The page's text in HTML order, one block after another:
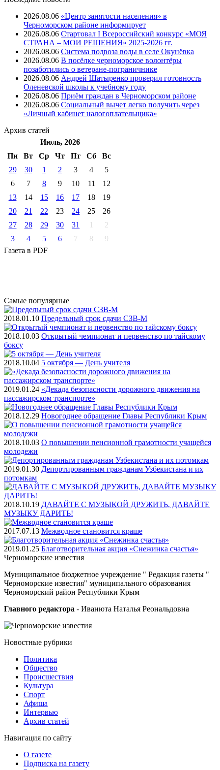
2026.08.06 «Центр занятости населения» в
Черноморском районе информирует
2026.08.06 Стартовал I Всероссийский конкурс «МОЯ
СТРАНА – МОИ РЕШЕНИЯ» 2025-2026 гг.
2026.08.06 Система подвоза воды в селе Окунёвка
2026.08.06 В посёлке черноморское волонтёры
позаботились о ветеране-пограничнике
2026.08.06 Андрей Шатыренко проверил готовность
Оленевской школы к учебному году
2026.08.06 Приём граждан в Черноморском районе
2026.08.06 Социальный вычет легко получить через
«Личный кабинет налогоплательщика»
Архив статей
Июль, 2026
Пн
Вт Ср Чт Пт Cб
Вс
29
30 1 2 3 4
5
6
7 8 9 10 11
12
13
14 15 16 17 18
19
20
21 22 23 24 25
26
27
28 29 30 31 1
2
3
4 5 6 7 8
9
Газета в PDF
Самые популярные
2018.01.10 Предельный срок сдачи СЗВ-М
2018.10.03 Открытый чемпионат и первенство по тайскому
боксу
2018.10.04 5 октября — День учителя
2019.01.24 «Декада безопасности дорожного движения на
пассажирском транспорте»
2018.12.29 Новогоднее обращение Главы Республики Крым
2018.10.03 О повышении пенсионной грамотности учащейся
молодежи
2019.01.30 Депортированным гражданам Узбекистана и их
потомкам
2018.10.19 ДАВАЙТЕ С МУЗЫКОЙ ДРУЖИТЬ, ДАВАЙТЕ
МУЗЫКУ ДАРИТЬ!
2017.07.13 Межводное становится краше
2019.01.25 Благотворительная акция «Снежинка счастья»
Черноморские известия
Муниципальное бюджетное учреждение " Редакция газеты "
Черноморские известия" муниципального образования
Черноморский район Республики Крым
Главного редактора - Иванюта Наталья Реональдовна
Новостные рубрики
Политика
Общество
Проиcшествия
Культура
Спорт
Афиша
Интервью
Архив статей
Навигация по сайту
О газете
Подписка на газету